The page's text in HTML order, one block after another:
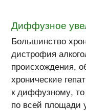
Диффузное
Большинство
дистрофия
происхождения,
хронические
к диффузному, то
по всей площади